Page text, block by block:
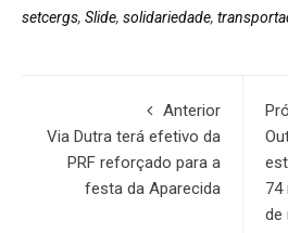
setcergs, Slide, solidariedade,
Anterior
Via Dutra terá efetivo da
PRF reforçado para a
festa da Aparecida
74
de